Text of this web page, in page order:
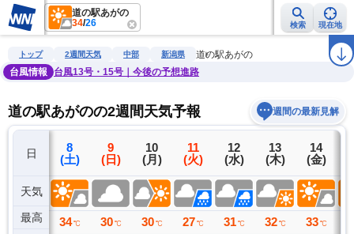
道の駅あがの
34/26 検索 現在地
雨雲レーダー 台風情報 地震情報 警報・注意報 ラ
トップ 2週間天気 中部 新潟県
道の駅あがの
台風情報
台風13号・15号｜今後の予想進路
道の駅あがのの2週間天気予報 週間の最新見解
日
天気
最高
7
(金)
35 ℃
8
(土)
34 ℃
9
(日)
30 ℃
10
(月)
30 ℃
11
(火)
27 ℃
12
(水)
31 ℃
13
(木)
32 ℃
14
(金)
33 ℃